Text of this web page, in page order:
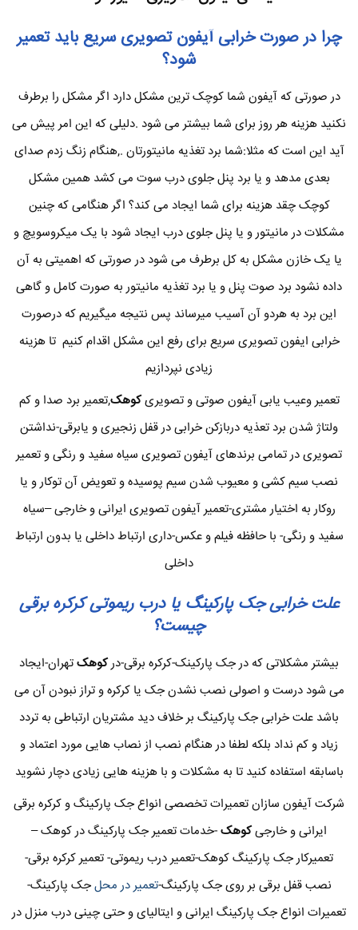
چرا در صورت خرابی آیفون تصویری سریع باید تعمیر
شود؟
در صورتی که آیفون شما کوچک ترین مشکل دارد اگر مشکل را برطرف
نکنید هزینه هر روز برای شما بیشتر می شود .دلیلی که این امر پیش می
آید این است که مثلا:شما برد تغذیه مانیتورتان .,هنگام زنگ زدم صدای
بعدی مدهد و یا برد پنل جلوی درب سوت می کشد همین مشکل
کوچک چقد هزینه برای شما ایجاد می کند؟ اگر هنگامی که چنین
مشکلات در مانیتور و یا پنل جلوی درب ایجاد شود با یک میکروسویچ و
یا یک خازن مشکل به کل برطرف می شود در صورتی که اهمیتی به آن
داده نشود برد صوت پنل و یا برد تغذیه مانیتور به صورت کامل و گاهی
این برد به هردو آن آسیب میرساند پس نتیجه میگیریم که درصورت
خرابی ایفون تصویری سریع برای رفع این مشکل اقدام کنیم تا هزینه
زیادی نپردازیم
تعمیر وعیب یابی آیفون صوتی و تصویریکوهک,تعمیر برد صدا و کم
ولتاژ شدن برد تعذیه دربازکن خرابی در قفل زنجیری و یابرقی-نداشتن
تصویری در تمامی برندهای آیفون تصویری سیاه سفید و رنگی و تعمیر
نصب سیم کشی و معیوب شدن سیم پوسیده و تعویض آن توکار و یا
روکار به اختیار مشتری-تعمیر آیفون تصویری ایرانی و خارجی –سیاه
سفید و رنگی- با حافظه فیلم و عکس-داری ارتباط داخلی یا بدون ارتباط
داخلی
علت خرابی جک پارکینگ یا درب ریموتی کرکره برقی
چیست؟
بیشتر مشکلاتی که در جک پارکینک-کرکره برقی-درکوهکتهران-ایجاد
می شود درست و اصولی نصب نشدن جک یا کرکره و تراز نبودن آن می
باشد علت خرابی جک پارکینگ بر خلاف دید مشتریان ارتباطی به تردد
زیاد و کم نداد بلکه لطفا در هنگام نصب از نصاب هایی مورد اعتماد و
باسابقه استفاده کنید تا به مشکلات و با هزینه هایی زیادی دچار نشوید
شرکت آیفون سازان تعمیرات تخصصی انواع جک پارکینگ و کرکره برقی
ایرانی و خارجیکوهک-خدمات تعمیر جک پارکینگ در کوهک –
تعمیرکار جک پارکینگ کوهک-تعمیر درب ریموتی- تعمیر کرکره برقی-
نصب قفل برقی بر روی جک پارکینگ-تعمیر در محلجک پارکینگ-
تعمیرات انواع جک پارکینگ ایرانی و ایتالیای و حتی چینی درب منزل در